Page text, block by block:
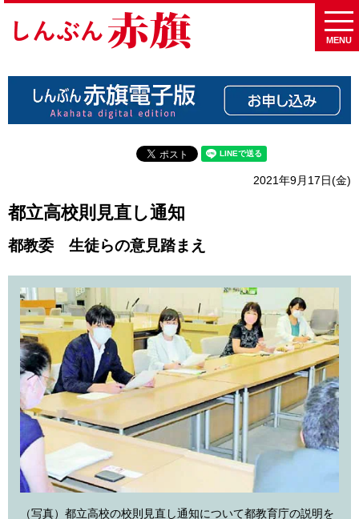
MENU
2021年9月17日(金)
都立高校則見直し通知
都教委 生徒らの意見踏まえ
（写真）都立高校の校則見直し通知について都教育庁の説明を